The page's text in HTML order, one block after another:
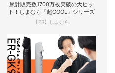
累計販売数1700万枚突破の大ヒッ
ト！しまむら『超COOL』シリーズ
【PR】しまむら